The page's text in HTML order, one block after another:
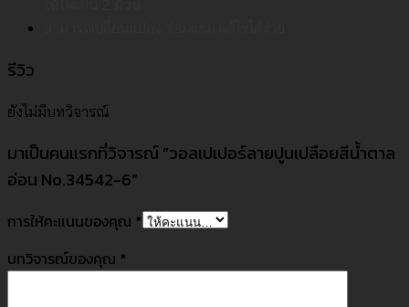
รีวิว
ยังไม่มีบทวิจารณ์
มาเป็นคนแรกที่วิจารณ์ “วอลเปเปอร์ลายปูนเปลือยสีน้ำตาล
อ่อน No.34542-6”
การให้คะแนนของคุณ *
บทวิจารณ์ของคุณ *